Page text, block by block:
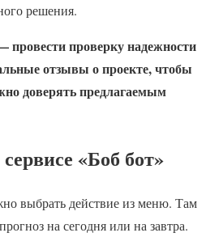
решения.
провести проверку надежности
отзывы о проекте, чтобы
доверять предлагаемым
«Боб бот»
выбрать действие из меню. Там
на сегодня или на завтра.